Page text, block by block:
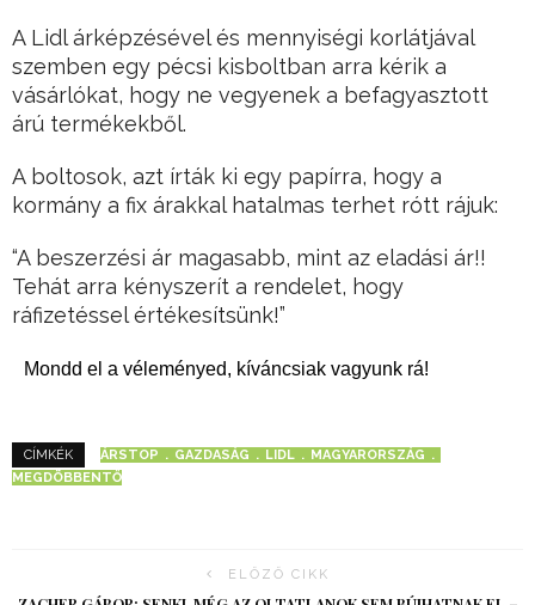
A Lidl árképzésével és mennyiségi korlátjával
szemben egy pécsi kisboltban arra kérik a
vásárlókat, hogy ne vegyenek a befagyasztott
árú termékekből.
A boltosok, azt írták ki egy papírra, hogy a
kormány a fix árakkal hatalmas terhet rótt rájuk:
“A beszerzési ár magasabb, mint az eladási ár!!
Tehát arra kényszerít a rendelet, hogy
ráfizetéssel értékesítsünk!”
Mondd el a véleményed, kíváncsiak vagyunk rá!
CÍMKÉK ÁRSTOP GAZDASÁG LIDL
MAGYARORSZÁG
MEGDÖBBENTŐ
ELŐZŐ CIKK